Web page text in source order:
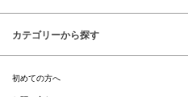
カテゴリーから探す
初めての方へ